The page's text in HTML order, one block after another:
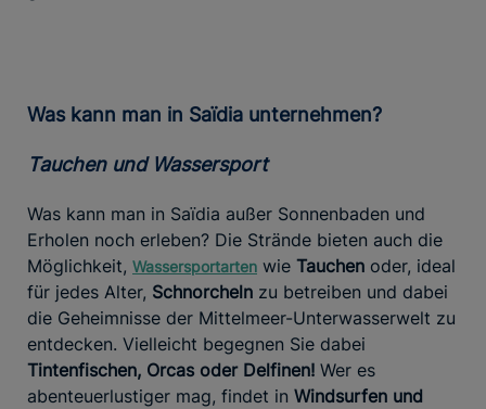
Was kann man in Saïdia unternehmen?
Tauchen und Wassersport
Was kann man in Saïdia außer Sonnenbaden und
Erholen noch erleben? Die Strände bieten auch die
Möglichkeit, Wassersportarten wie Tauchen oder, ideal
für jedes Alter, Schnorcheln zu betreiben und dabei
die Geheimnisse der Mittelmeer-Unterwasserwelt zu
entdecken. Vielleicht begegnen Sie dabei
Tintenfischen, Orcas oder Delfinen! Wer es
abenteuerlustiger mag, findet in Windsurfen und